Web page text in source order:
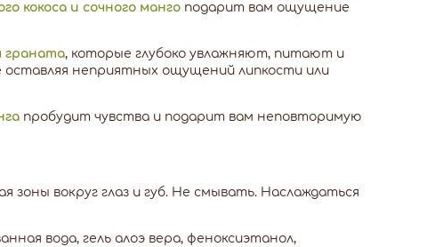
кокоса и сочного манго подарит вам ощущение
граната, которые глубоко увлажняют, питают и
неприятных ощущений липкости или
пробудит чувства и подарит вам неповторимую
зоны вокруг глаз и губ. Не смывать. Наслаждаться
вода, гель алоэ вера, феноксиэтанол,